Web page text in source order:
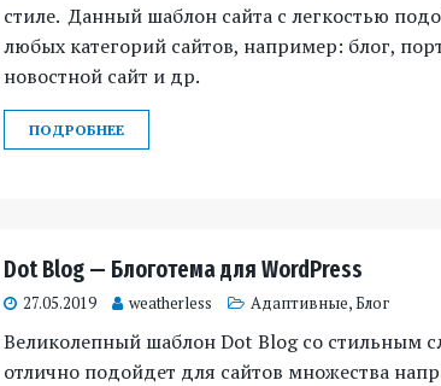
стиле. Данный шаблон сайта с легкостью
любых категорий сайтов, например: блог,
новостной сайт и др.
ПОДРОБНЕЕ
Dot Blog — Блоготема для WordPress
27.05.2019 weatherless Адаптивные,Блог
Великолепный шаблон Dot Blog со стильным
отлично подойдет для сайтов множества